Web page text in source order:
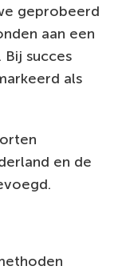
geprobeerd
aan een
succes
als
en de